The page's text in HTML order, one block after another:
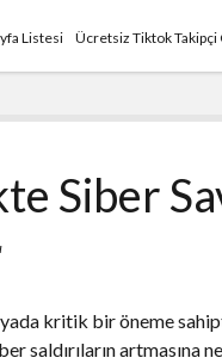
Listesi Ücretsiz Tiktok Takipçi
Siber
kritik bir öneme
saldırıların artmasına